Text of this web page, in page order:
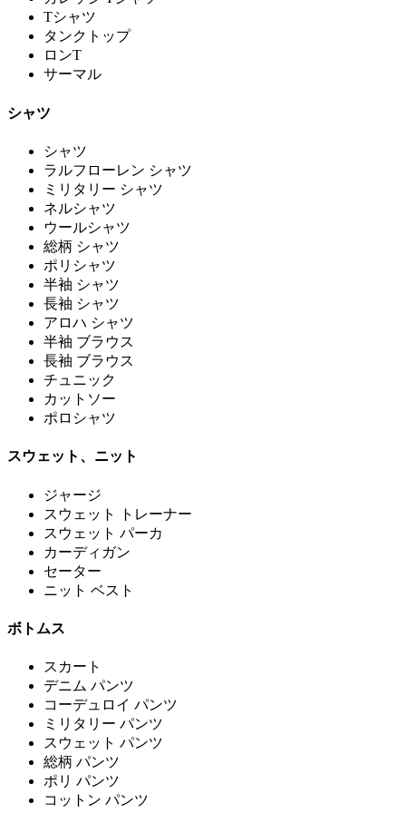
Tシャツ
タンクトップ
ロンT
サーマル
シャツ
シャツ
ラルフローレン シャツ
ミリタリー シャツ
ネルシャツ
ウールシャツ
総柄 シャツ
ポリシャツ
半袖 シャツ
長袖 シャツ
アロハ シャツ
半袖 ブラウス
長袖 ブラウス
チュニック
カットソー
ポロシャツ
スウェット、ニット
ジャージ
スウェット トレーナー
スウェット パーカ
カーディガン
セーター
ニット ベスト
ボトムス
スカート
デニム パンツ
コーデュロイ パンツ
ミリタリー パンツ
スウェット パンツ
総柄 パンツ
ポリ パンツ
コットン パンツ